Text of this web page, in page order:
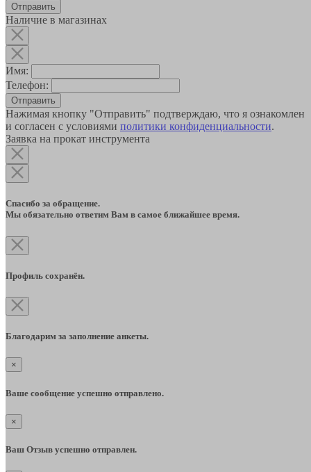
Наличие в магазинах
Имя:
Телефон:
Отправить
Нажимая кнопку "Отправить" подтверждаю, что я ознакомлен
и согласен с условиями политики конфиденциальности.
Заявка на прокат инструмента
Спасибо за обращение.
Мы обязательно ответим Вам в самое ближайшее время.
Профиль сохранён.
Благодарим за заполнение анкеты.
×
Ваше сообщение успешно отправлено.
×
Ваш Отзыв успешно отправлен.